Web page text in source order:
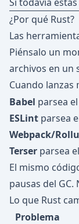
¿Por qué Rust?
Las
Piénsalo un
archivos en un
Cuando lanzas
Babel parsea
ESLint parsea
Webpack/
Terser parsea
El mismo
pausas del
Lo que Rust
Problema